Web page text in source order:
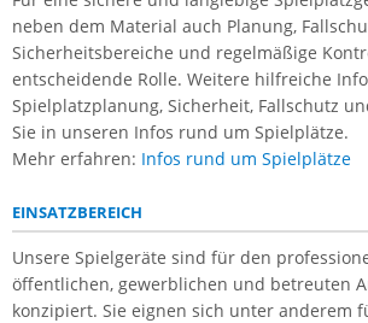
neben dem Material auch Planung,
Sicherheitsbereiche und regelmäßige
entscheidende Rolle. Weitere hilfreiche
Spielplatzplanung, Sicherheit, Fallschutz
Sie in unseren Infos rund um Spielplätze.
Mehr erfahren: Infos rund um Spielplätze
EINSATZBEREICH
Unsere Spielgeräte sind für den
öffentlichen, gewerblichen und betreuten
konzipiert. Sie eignen sich unter anderem